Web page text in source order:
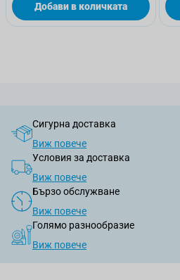
Добави в количката
Сигурна доставка
Виж повече
Условия за доставка
Виж повече
Бързо обслужване
Виж повече
Голямо разнообразие
Виж повече